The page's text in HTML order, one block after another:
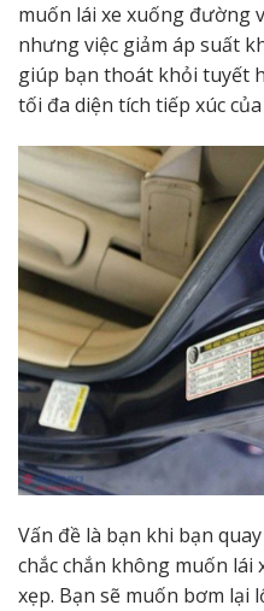
muốn lái xe xuống đường
nhưng việc giảm áp suất
giúp bạn thoát khỏi tuyết
tối đa diện tích tiếp xúc
Vấn đề là bạn khi bạn
chắc chắn không muốn lái
xẹp. Bạn sẽ muốn bơm lại